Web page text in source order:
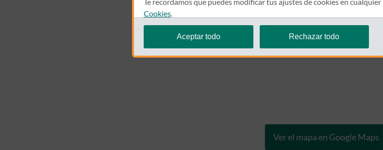
Ver el mapa en Google Maps
Cookies
Aceptar todo Rechazar todo